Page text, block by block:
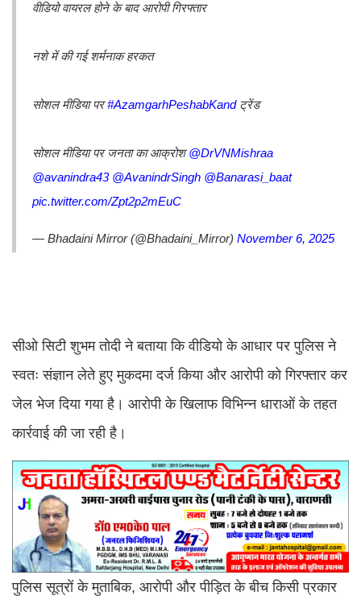
वीडियो वायरल होने के बाद आरोपी गिरफ्तार
नशे में की गई शर्मनाक हरकत
सोशल मीडिया पर#AzamgarhPeshabKandट्रेंड
सोशल मीडिया पर जनता का आक्रोश@DrVNMishraa
@avanindra43 @AvanindrSingh @Banarasi_baat
pic.twitter.com/Zpt2p2mEuC
— Bhadaini Mirror (@Bhadaini_Mirror) November 6, 2025
सीओ सिटी शुभम तोदी ने बताया कि वीडियो के आधार पर पुलिस ने
स्वतः संज्ञान लेते हुए मुकदमा दर्ज किया और आरोपी को गिरफ्तार कर
जेल भेज दिया गया है। आरोपी के खिलाफ विभिन्न धाराओं के तहत
कार्रवाई की जा रही है।
पुलिस सूत्रों के मुताबिक, आरोपी और पीड़ित के बीच किसी प्रकार